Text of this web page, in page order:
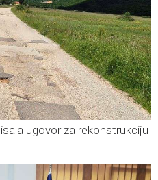
ugovor za rekonstrukciju